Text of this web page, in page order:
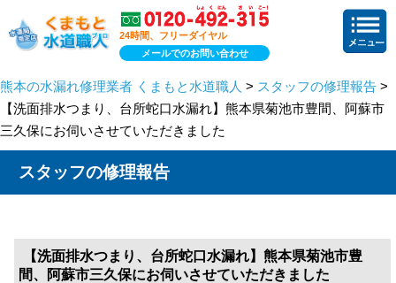
24時間、フリーダイヤル
メールでのお問い合わせ
熊本の水漏れ修理業者 くまもと水道職人 > スタッフの修理報告 >
【洗面排水つまり、台所蛇口水漏れ】熊本県菊池市豊間、阿蘇市
三久保にお伺いさせていただきました
スタッフの修理報告
【洗面排水つまり、台所蛇口水漏れ】熊本県菊池市豊
間、阿蘇市三久保にお伺いさせていただきました